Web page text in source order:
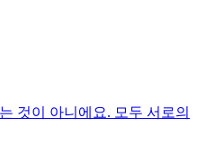
것이 아니에요. 모두 서로의